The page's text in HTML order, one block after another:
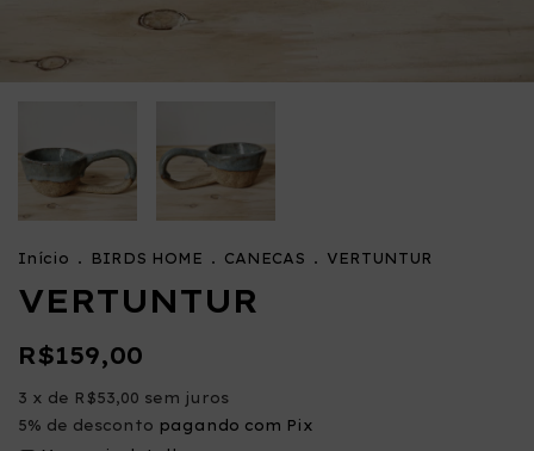
Início . BIRDS HOME . CANECAS . VERTUNTUR
VERTUNTUR
R$159,00
3 x de R$53,00 sem juros
5% de desconto pagando com Pix